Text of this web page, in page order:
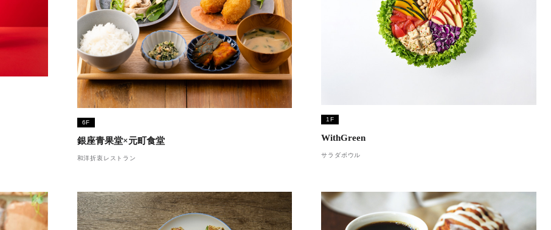
6F
銀座青果堂×元町食堂
和洋折衷レストラン
1F
WithGreen
サラダボウル